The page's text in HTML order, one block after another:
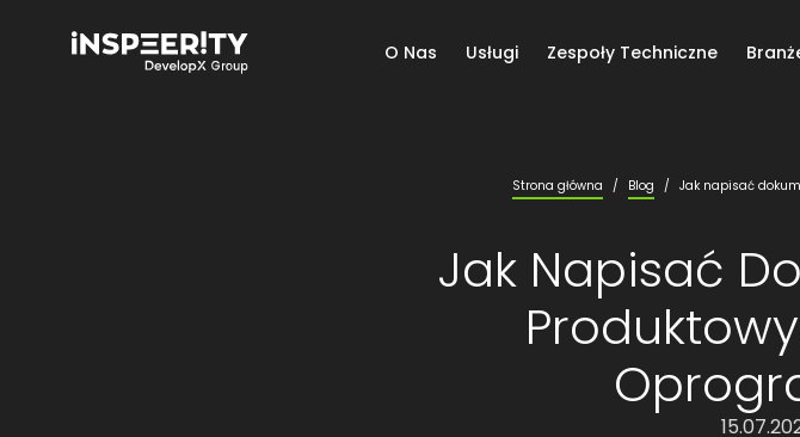
O Nas Usługi Zespoły Techniczne
Strona główna / Blog / Jak napisać
Jak Napisać